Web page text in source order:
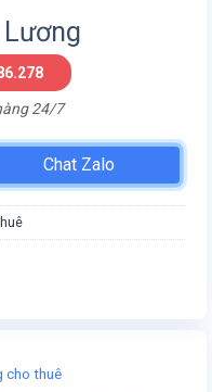
cho thuê
24/7
Chat Zalo